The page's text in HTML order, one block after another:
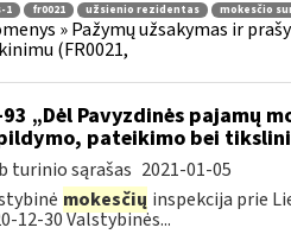
1 fr0021 užsienio rezidentas mokesčio
» Pažymų užsakymas ir
(FR0021,
93 „Dėl Pavyzdinės pajamų
pateikimo bei
turinio sąrašas 2021-01-05
mokesčių inspekcija prie
12-30 Valstybinės...